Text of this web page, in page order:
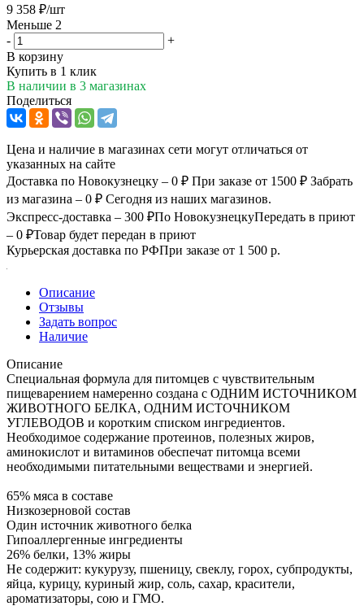
9 358 ₽/шт
Меньше 2
-
+
В корзину
Купить в 1 клик
В наличии в 3 магазинах
Поделиться
Цена и наличие в магазинах сети могут отличаться от
указанных на сайте
Доставка по Новокузнецку – 0 ₽ При заказе от 1500 ₽ Забрать
из магазина – 0 ₽ Сегодня из наших магазинов.
Экспресс-доставка – 300 ₽По НовокузнецкуПередать в приют
– 0 ₽Товар будет передан в приют
Курьерская доставка по РФПри заказе от 1 500 р.
Описание
Отзывы
Задать вопрос
Наличие
Описание
Специальная формула для питомцев с чувствительным
пищеварением намеренно создана с ОДНИМ ИСТОЧНИКОМ
ЖИВОТНОГО БЕЛКА, ОДНИМ ИСТОЧНИКОМ
УГЛЕВОДОВ и коротким списком ингредиентов.
Необходимое содержание протеинов, полезных жиров,
аминокислот и витаминов обеспечат питомца всеми
необходимыми питательными веществами и энергией.
65% мяса в составе
Низкозерновой состав
Один источник животного белка
Гипоаллергенные ингредиенты
26% белки, 13% жиры
Не содержит: кукурузу, пшеницу, свеклу, горох, субпродукты,
яйца, курицу, куриный жир, соль, сахар, красители,
ароматизаторы, сою и ГМО.